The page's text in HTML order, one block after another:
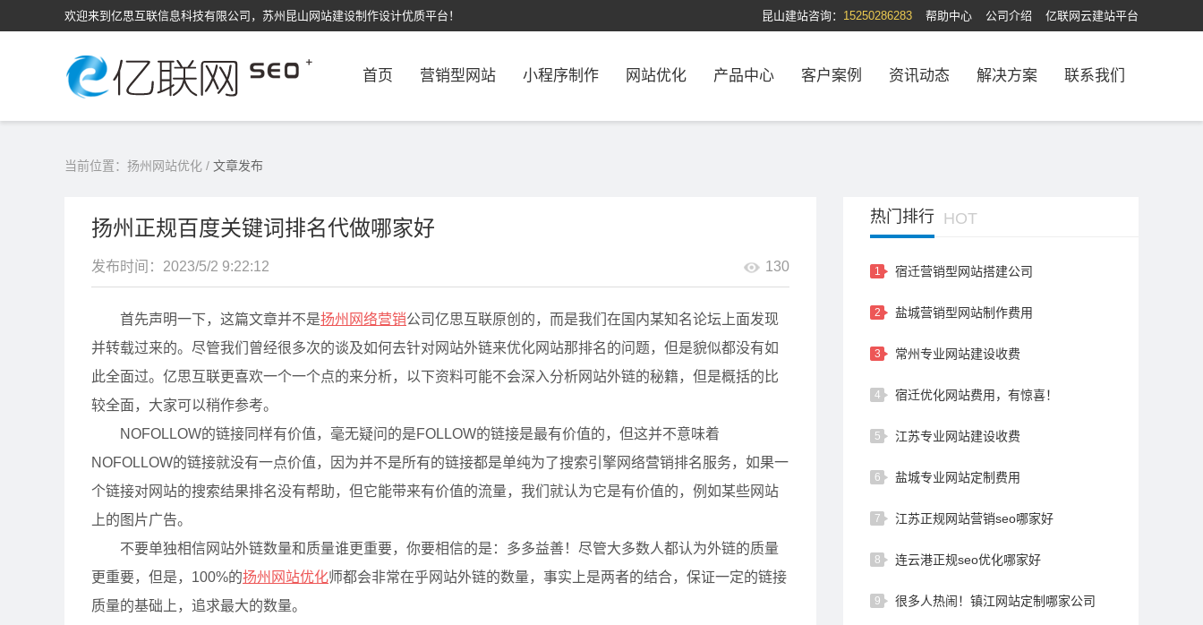
欢迎来到亿思互联信息科技有限公司，苏州昆山网站建设制作设计优质平台！ 亿联网云建站平台
公司介绍
帮助中心
昆山建站咨询： 15250286283
首页 营销型网站 小程序制作 网站优化 产品中心 客户案例 资讯动态 解决方案 联系我们
当前位置： 扬州网站优化 / 文章发布
扬州正规百度关键词排名代做哪家好
发布时间：2023/5/2 9:22:12 130
首先声明一下，这篇文章并不是扬州网络营销公司亿思互联原创的，而是我们在国内某知名论坛上面发现
并转载过来的。尽管我们曾经很多次的谈及如何去针对网站外链来优化网站那排名的问题，但是貌似都没有如
此全面过。亿思互联更喜欢一个一个点的来分析，以下资料可能不会深入分析网站外链的秘籍，但是概括的比
较全面，大家可以稍作参考。
NOFOLLOW的链接同样有价值，毫无疑问的是FOLLOW的链接是最有价值的，但这并不意味着
NOFOLLOW的链接就没有一点价值，因为并不是所有的链接都是单纯为了搜索引擎网络营销排名服务，如果一
个链接对网站的搜索结果排名没有帮助，但它能带来有价值的流量，我们就认为它是有价值的，例如某些网站
上的图片广告。
不要单独相信网站外链数量和质量谁更重要，你要相信的是：多多益善！尽管大多数人都认为外链的质量
更重要，但是，100%的扬州网站优化师都会非常在乎网站外链的数量，事实上是两者的结合，保证一定的链接
质量的基础上，追求最大的数量。
热门排行 HOT
1 宿迁营销型网站搭建公司
2 盐城营销型网站制作费用
3 常州专业网站建设收费
4 宿迁优化网站费用，有惊喜！
5 江苏专业网站建设收费
6 盐城专业网站定制费用
7 江苏正规网站营销seo哪家好
8 连云港正规seo优化哪家好
9 很多人热闹！镇江网站定制哪家公司